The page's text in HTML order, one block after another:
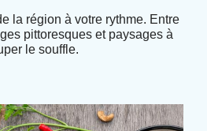
la région à votre rythme. Entre
pittoresques et paysages à
le souffle.